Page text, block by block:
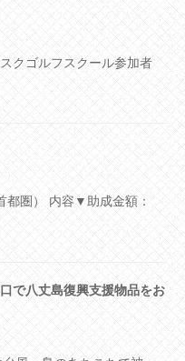
クゴルフスクール参加者
都圏） 内容▼助成金額：
で八丈島復興支援物品をお